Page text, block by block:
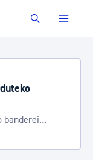
Buscar
banderei